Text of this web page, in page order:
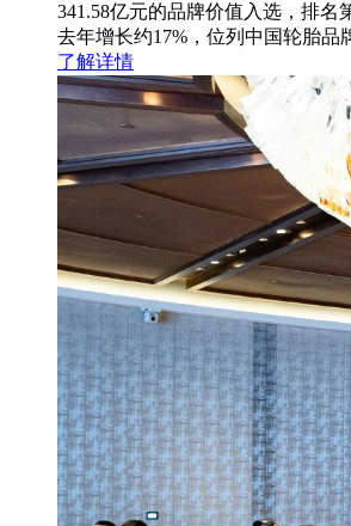
341.58亿元的品牌价值入选，排名
去年增长约17%，位列中国轮胎品
了解详情